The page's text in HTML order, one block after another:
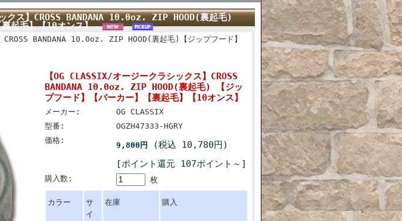
クス】CROSS BANDANA 10.0oz. ZIP HOOD(裏起毛)
裏起毛】【10オンス】
CROSS BANDANA 10.0oz. ZIP HOOD(裏起毛)【ジップフード】
【OG CLASSIX/オージークラシックス】CROSS
BANDANA 10.0oz. ZIP HOOD(裏起毛) 【ジッ
プフード】【パーカー】【裏起毛】【10オンス】
メーカー:
OG CLASSIX
型番:
OGZH47333-HGRY
価格:
9,800円
(税込 10,780円)
[ポイント還元 107ポイント～]
購入数: 枚
カラー
サ
イ
在庫 購入